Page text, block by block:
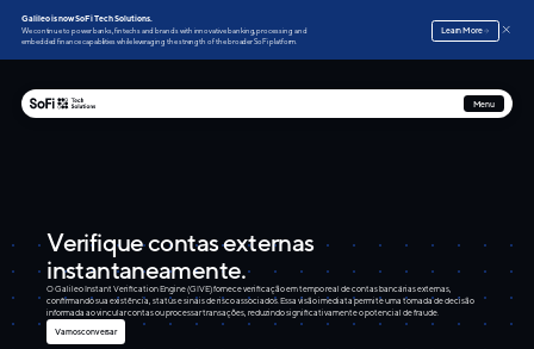
Galileo is now SoFi Tech Solutions.
We continue to power banks, fintechs and brands with innovative banking, processing and
embedded finance capabilities while leveraging the strength of the broader SoFi platform.
Learn More
Menu
Verifique contas externas
instantaneamente.
O Galileo Instant Verification Engine (GIVE) fornece verificação em tempo real de contas bancárias externas,
confirmando sua existência, status e sinais de risco associados. Essa visão imediata permite uma tomada de decisão
informada ao vincular contas ou processar transações, reduzindo significativamente o potencial de fraude.
Vamos conversar